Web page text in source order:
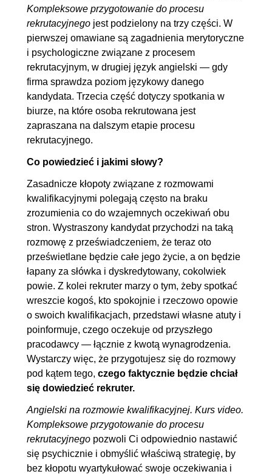
Kompleksowe przygotowanie do procesu
rekrutacyjnego jest podzielony na trzy części. W
pierwszej omawiane są zagadnienia merytoryczne
i psychologiczne związane z procesem
rekrutacyjnym, w drugiej język angielski — gdy
firma sprawdza poziom językowy danego
kandydata. Trzecia część dotyczy spotkania w
biurze, na które osoba rekrutowana jest
zapraszana na dalszym etapie procesu
rekrutacyjnego.
Co powiedzieć i jakimi słowy?
Zasadnicze kłopoty związane z rozmowami
kwalifikacyjnymi polegają często na braku
zrozumienia co do wzajemnych oczekiwań obu
stron. Wystraszony kandydat przychodzi na taką
rozmowę z przeświadczeniem, że teraz oto
prześwietlane będzie całe jego życie, a on będzie
łapany za słówka i dyskredytowany, cokolwiek
powie. Z kolei rekruter marzy o tym, żeby spotkać
wreszcie kogoś, kto spokojnie i rzeczowo opowie
o swoich kwalifikacjach, przedstawi własne atuty i
poinformuje, czego oczekuje od przyszłego
pracodawcy — łącznie z kwotą wynagrodzenia.
Wystarczy więc, że przygotujesz się do rozmowy
pod kątem tego, czego faktycznie będzie chciał
się dowiedzieć rekruter.
Angielski na rozmowie kwalifikacyjnej. Kurs video.
Kompleksowe przygotowanie do procesu
rekrutacyjnego pozwoli Ci odpowiednio nastawić
się psychicznie i obmyślić właściwą strategię, by
bez kłopotu wyartykułować swoje oczekiwania i